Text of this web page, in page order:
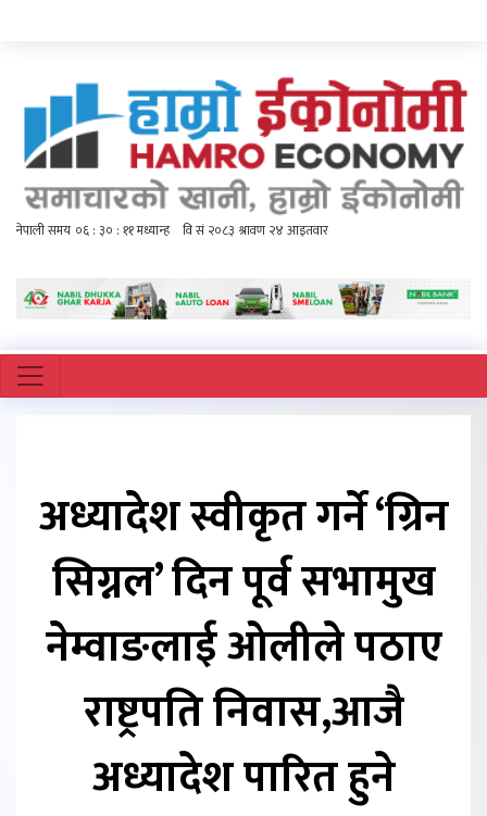
अध्यादेश स्वीकृत गर्ने ‘ग्रिन
सिग्नल’ दिन पूर्व सभामुख
नेम्वाङलाई ओलीले पठाए
राष्ट्रपति निवास,आजै
अध्यादेश पारित हुने